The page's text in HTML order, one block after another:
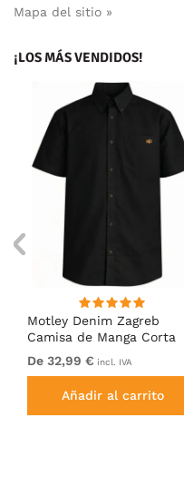
Mapa del sitio »
¡LOS MÁS VENDIDOS!
Motley Denim Zagreb
Camisa de Manga Corta
Negro
De 32,99 € incl. IVA
Añadir al carrito